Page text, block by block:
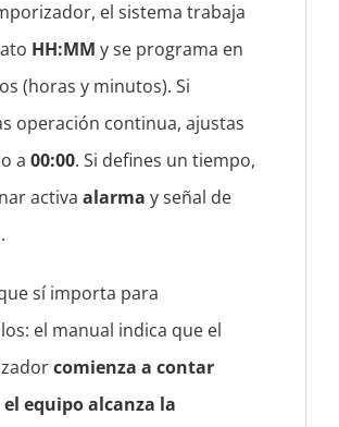
el sistema trabaja
HH:MM y se programa en
(horas y minutos). Si
operación continua, ajustas
a00:00. Si defines un tiempo,
activaalarma y señal de
sí importa para
el manual indica que el
comienza a contar
equipo alcanza la